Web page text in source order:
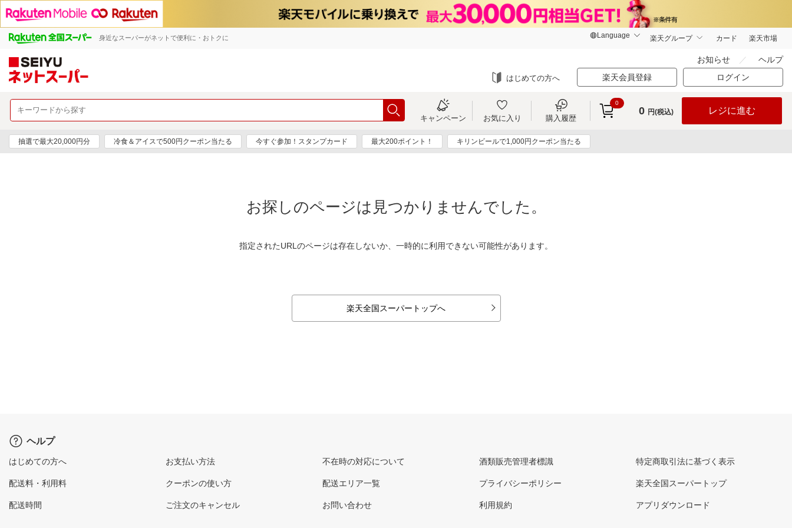
身近なスーパーがネットで便利に・おトクに 楽天グループ カード 楽天市場
お知らせ ヘルプ
はじめての方へ 楽天会員登録 ログイン
キャンペーン お気に入り 購入履歴
0
0 円(税込) レジに進む
抽選で最大20,000円分 冷食＆アイスで500円クーポン当たる 今すぐ参加！スタンプカード 最大200ポイント！ キリンビールで1,000円クーポン当たる
お探しのページは見つかりませんでした。
指定されたURLのページは存在しないか、一時的に利用できない可能性があります。
楽天全国スーパートップへ
ヘルプ
はじめての方へ
配送料・利用料
配送時間
お支払い方法
クーポンの使い方
ご注文のキャンセル
不在時の対応について
配送エリア一覧
お問い合わせ
酒類販売管理者標識
プライバシーポリシー
利用規約
特定商取引法に基づく表示
楽天全国スーパートップ
アプリダウンロード